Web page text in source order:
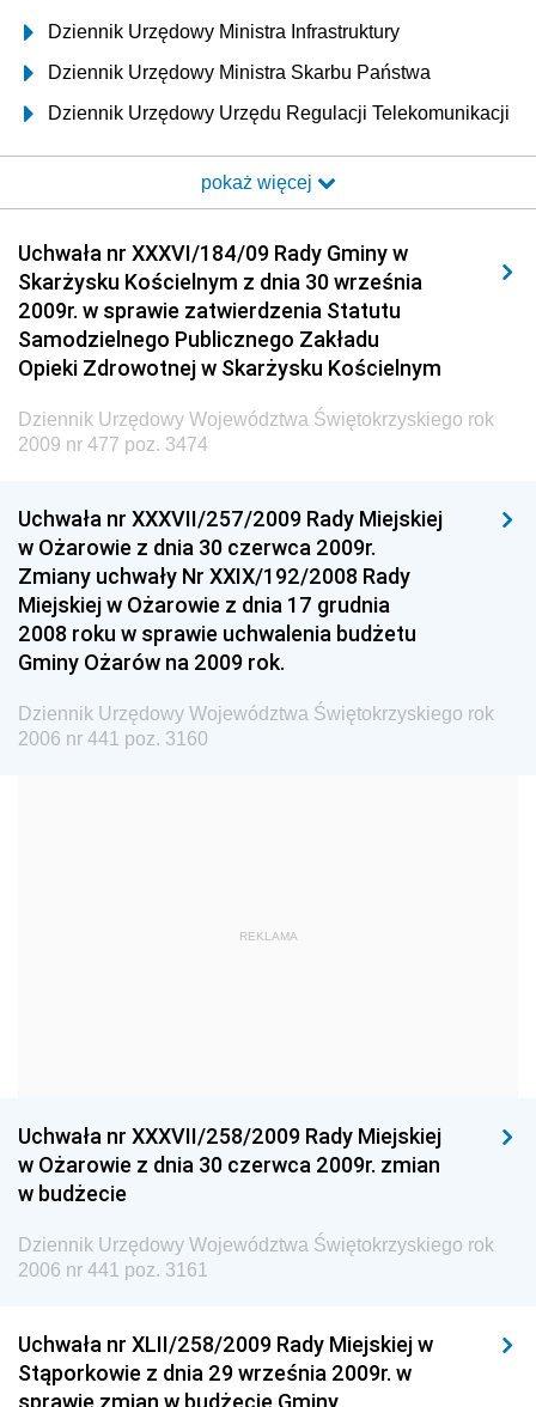
Dziennik Urzędowy Ministra Infrastruktury
Dziennik Urzędowy Ministra Skarbu Państwa
Dziennik Urzędowy Urzędu Regulacji Telekomunikacji
Dziennik Urzędowy Ministra Transportu i Budownictwa
Elektronicznej
Dziennik Urzędowy Ministra Spraw Wewnętrznych i
Administracji
Dziennik Urzędowy Ministra Transportu
Dziennik Urzędowy Ministra Budownictwa
Dziennik Urzędowy Ministra Nauki i Szkolnictwa
Dziennik Urzędowy Głównego Urzędu Miar
Dziennik Urzędowy Ministra Rolnictwa i Rozwoju Wsi
Dziennik Urzędowy Ministra Edukacji Narodowej i
Sportu
Dziennik Urzędowy Ministra Edukacji i Nauki
Dziennik Urzędowy Ministra Edukacji Narodowej
Dziennik Urzędowy Ministra Gospodarki Morskiej
Dziennik Urzędowy Ministra Kultury i Dziedzictwa
Dziennik Urzędowy Ministra Pracy i Polityki
Społecznej
Dziennik Urzędowy Urzędu Lotnictwa Cywilnego
Dziennik Urzędowy Ministerstwa Hutnictwa i
Przemysłu Maszynowego
pokaż więcej
Uchwała nr XXXVI/184/09 Rady Gminy w
Skarżysku Kościelnym z dnia 30 września
2009r. w sprawie zatwierdzenia Statutu
Samodzielnego Publicznego Zakładu
Opieki Zdrowotnej w Skarżysku Kościelnym
Dziennik Urzędowy Województwa Świętokrzyskiego rok
2009 nr 477 poz. 3474
Uchwała nr XXXVII/257/2009 Rady Miejskiej
w Ożarowie z dnia 30 czerwca 2009r.
Zmiany uchwały Nr XXIX/192/2008 Rady
Miejskiej w Ożarowie z dnia 17 grudnia
2008 roku w sprawie uchwalenia budżetu
Gminy Ożarów na 2009 rok.
Dziennik Urzędowy Województwa Świętokrzyskiego rok
2006 nr 441 poz. 3160
REKLAMA
Uchwała nr XXXVII/258/2009 Rady Miejskiej
w Ożarowie z dnia 30 czerwca 2009r. zmian
w budżecie
Dziennik Urzędowy Województwa Świętokrzyskiego rok
2006 nr 441 poz. 3161
Uchwała nr XLII/258/2009 Rady Miejskiej w
Stąporkowie z dnia 29 września 2009r. w